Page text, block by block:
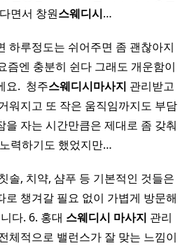
면서 창원스웨디시…
하루정도는 쉬어주면 좀 괜찮아지
즘엔 충분히 쉰다 그래도 개운함이
요. ​ 청주스웨디시마사지 관리받고
워지고 또 작은 움직임까지도 부담
을 자는 시간만큼은 제대로 좀 갖춰
력하기도 했었지만…
솔, 치약, 샴푸 등 기본적인 것들은
로 챙겨갈 필요 없이 가볍게 방문해
다. 6. 홍대 스웨디시 마사지 관리
체적으로 밸런스가 잘 맞는 느낌이